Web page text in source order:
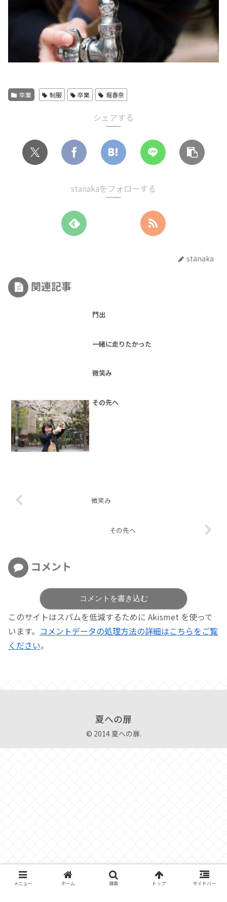
卒業 制服 卒業 堀春奈
シェアする
stanakaをフォローする
stanaka
関連記事
門出
一緒に走りたかった
微笑み
その先へ
微笑み
その先へ
コメント
コメントを書き込む
このサイトはスパムを低減するために Akismet を使って
います。 コメントデータの処理方法の詳細はこちらをご覧
ください。
夏への扉
© 2014 夏への扉.
メニュー ホーム 検索 トップ サイドバー